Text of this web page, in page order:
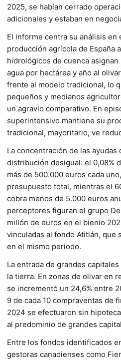
2025, se habían cerrado
adicionales y estaban en
El informe centra su análisis en
producción agrícola de España
hidrológicos de cuenca
agua por hectárea y año al
frente al modelo tradicional, lo
pequeños y medianos
un agravio comparativo. En
superintensivo mantiene su
tradicional, mayoritario, ve
La concentración de las ayudas
distribución desigual: el 0,08%
más de 500.000 euros cada
presupuesto total, mientras el
cobra menos de 5.000 euros
perceptores figuran el grupo
millón de euros en el bienio
vinculadas al fondo Atitlán, que
en el mismo periodo.
La entrada de grandes
la tierra. En zonas de olivar en
se incrementó un 24,6% entre
9 de cada 10 compraventas de
2024 se efectuaron sin
al predominio de grandes
Entre los fondos identificados
gestoras canadienses como